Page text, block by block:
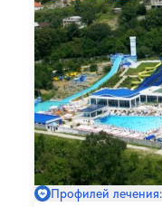
Профилей